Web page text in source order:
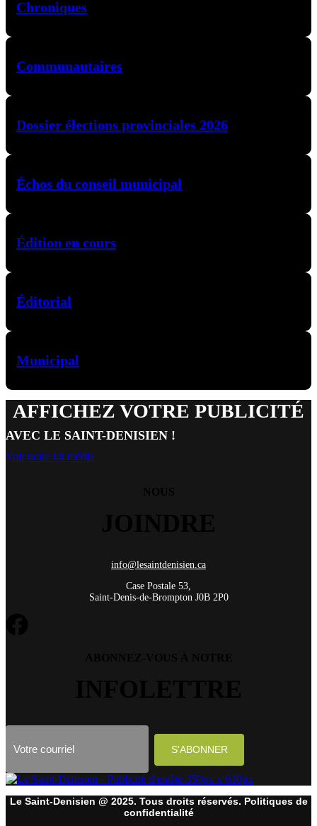
Chroniques
Communautaires
Dossier élections provinciales 2026
Échos du conseil municipal
Édition en cours
Éditorial
Municipal
AFFICHEZ VOTRE PUBLICITÉ
AVEC LE SAINT-DENISIEN !
Voir notre kit média
info@lesaintdenisien.ca
Case Postale 53,
Saint-Denis-de-Brompton J0B 2P0
Le Saint-Denisien @ 2025. Tous droits réservés. Politiques de
confidentialité